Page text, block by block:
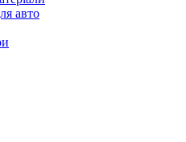
авто